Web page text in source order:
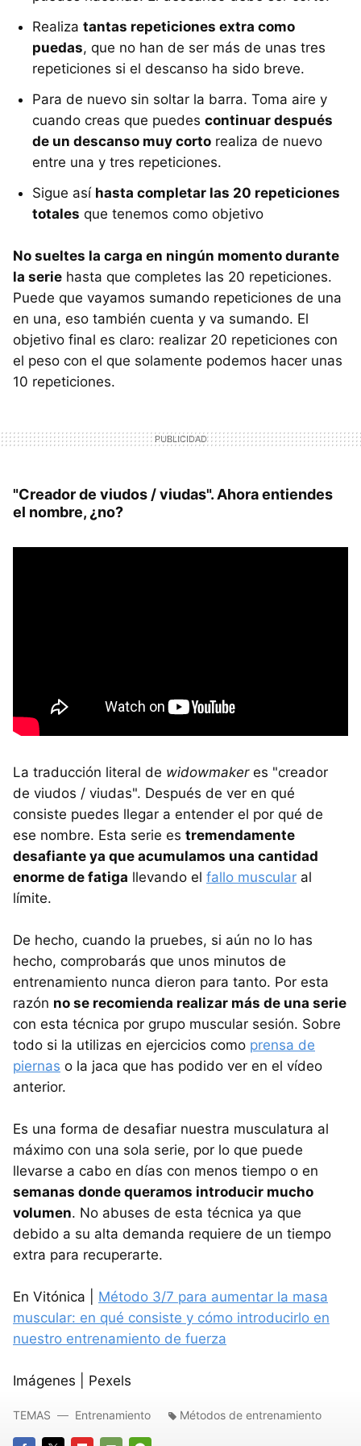
Realiza tantas repeticiones extra como
puedas, que no han de ser más de unas tres
repeticiones si el descanso ha sido breve.
Para de nuevo sin soltar la barra. Toma aire y
cuando creas que puedes continuar después
de un descanso muy corto realiza de nuevo
entre una y tres repeticiones.
Sigue así hasta completar las 20 repeticiones
totales que tenemos como objetivo
No sueltes la carga en ningún momento durante
la serie hasta que completes las 20 repeticiones.
Puede que vayamos sumando repeticiones de una
en una, eso también cuenta y va sumando. El
objetivo final es claro: realizar 20 repeticiones con
el peso con el que solamente podemos hacer unas
10 repeticiones.
"Creador de viudos / viudas". Ahora entiendes
el nombre, ¿no?
La traducción literal de widowmaker es "creador
de viudos / viudas". Después de ver en qué
consiste puedes llegar a entender el por qué de
ese nombre. Esta serie es tremendamente
desafiante ya que acumulamos una cantidad
enorme de fatiga llevando el fallo muscular al
límite.
De hecho, cuando la pruebes, si aún no lo has
hecho, comprobarás que unos minutos de
entrenamiento nunca dieron para tanto. Por esta
razón no se recomienda realizar más de una serie
con esta técnica por grupo muscular sesión. Sobre
todo si la utilizas en ejercicios como prensa de
piernas o la jaca que has podido ver en el vídeo
anterior.
Es una forma de desafiar nuestra musculatura al
máximo con una sola serie, por lo que puede
llevarse a cabo en días con menos tiempo o en
semanas donde queramos introducir mucho
volumen. No abuses de esta técnica ya que
debido a su alta demanda requiere de un tiempo
extra para recuperarte.
En Vitónica | Método 3/7 para aumentar la masa
muscular: en qué consiste y cómo introducirlo en
nuestro entrenamiento de fuerza
Imágenes | Pexels
TEMAS Entrenamiento Métodos de entrenamiento